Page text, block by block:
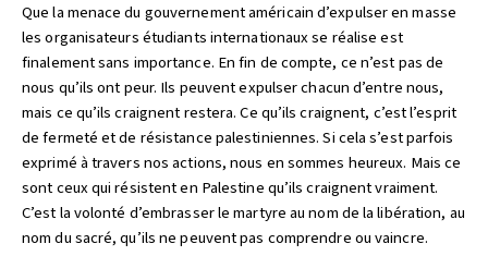
Que la menace du gouvernement américain d’expulser en masse
les organisateurs étudiants internationaux se réalise est
finalement sans importance. En fin de compte, ce n’est pas de
nous qu’ils ont peur. Ils peuvent expulser chacun d’entre nous,
mais ce qu’ils craignent restera. Ce qu’ils craignent, c’est l’esprit
de fermeté et de résistance palestiniennes. Si cela s’est parfois
exprimé à travers nos actions, nous en sommes heureux. Mais ce
sont ceux qui résistent en Palestine qu’ils craignent vraiment.
C’est la volonté d’embrasser le martyre au nom de la libération, au
nom du sacré, qu’ils ne peuvent pas comprendre ou vaincre.